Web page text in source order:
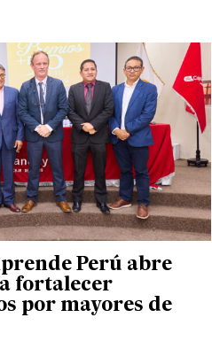
Perú abre
fortalecer
por mayores de